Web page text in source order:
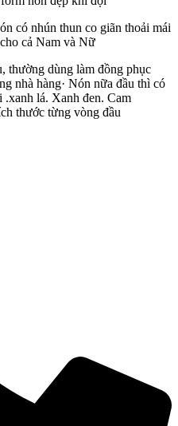
có nhún thun co giãn thoải mái
cả Nam và Nữ
thường dùng làm đồng phục
nhà hàng· Nón nữa đầu thì có
.xanh lá. Xanh đen. Cam
thước từng vòng đầu